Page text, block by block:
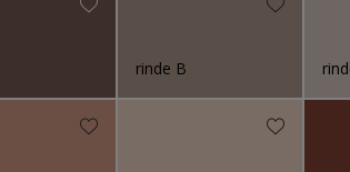
rinde B